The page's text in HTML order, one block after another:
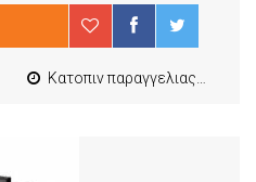
Κατοπιν παραγγελιας από 4 έως 10 εργασιμες